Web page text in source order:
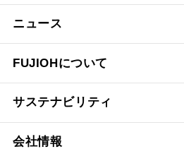
ニュース
FUJIOHについて
サステナビリティ
会社情報